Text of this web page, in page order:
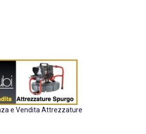
e Vendita Attrezzature